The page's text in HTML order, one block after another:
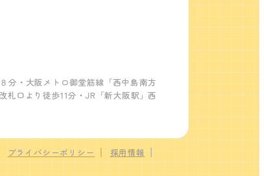
分・大阪メトロ御堂筋線「西中島南方
札口より徒歩11分・JR「新大阪駅」西
プライバシーポリシー 採用情報